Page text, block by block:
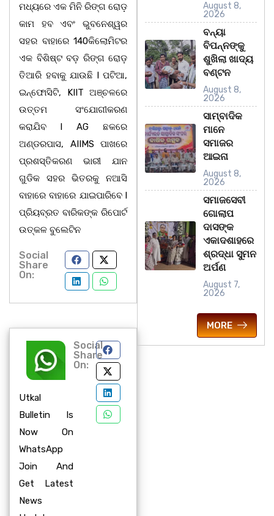
ମଧ୍ୟରେ ଏକ ମିନି ରିଙ୍ଗ ରୋଡ଼
କାମ ହବ ଏବଂ ଭୁବନେଶ୍ୱର
ସହର ବାହାରେ 140କିଲୋମିଟର
ଏକ ବିଶିଷ୍ଟ ବଡ଼ ରିଙ୍ଗ ରୋଡ଼
ତିଆରି ହବାକୁ ଯାଉଛି l ପଟିଆ,
ଇନ୍ଫୋସିଟି, KIIT ଅଞ୍ଚଳରେ
ଉତ୍ତମ ସଂଯୋଗୀକରଣ
କରାଯିବ l AG ଛକରେ
ଅଣ୍ଡରପାସ, AIIMS ପାଖରେ
ପ୍ରଶସ୍ତିକରଣ ଭାରୀ ଯାନ
ଗୁଡିକ ସହର ଭିତରକୁ ନଆସି
ବାହାରେ ବାହାରେ ଯାଇପାରିବେ l
ପ୍ରିୟବ୍ରତ ବାରିକଙ୍କ ରିପୋର୍ଟ
ଉତ୍କଳ ବୁଲେଟିନ
Social
Share
On:
Utkal
Bulletin Is
Now On
WhatsApp
Join And
Get Latest
News
Social
Share
On:
August 8,
2026
ବନ୍ୟା
ବିପନ୍ନଙ୍କୁ
ଶୁଖିଲା ଖାଦ୍ୟ
ବଣ୍ଟନ
August 8,
2026
ସାମ୍ବାଦିକ
ମାନେ
ସମାଜର
ଆଇନା
August 8,
2026
ସମାଜସେବୀ
ଗୋଲାପ
ଦାସଙ୍କ
ଏକାଦଶାହରେ
ଶ୍ରଦ୍ଧା ସୁମନ
ଅର୍ପଣ
August 7,
2026
MORE